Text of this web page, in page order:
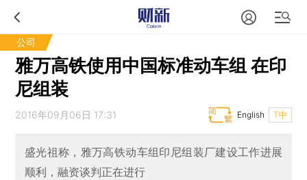
公司
雅万高铁使用中国标准动车组 在印
尼组装
2016年09月06日 17:31 T中
English
盛光祖称，雅万高铁动车组印尼组装厂建设工作进展
顺利，融资谈判正在进行